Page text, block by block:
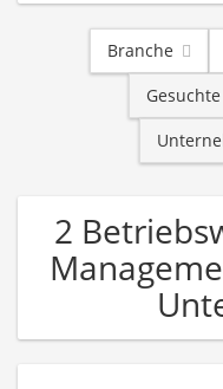
Branche
2